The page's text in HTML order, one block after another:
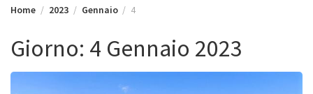
Home 2023 Gennaio 4
Giorno: 4 Gennaio 2023